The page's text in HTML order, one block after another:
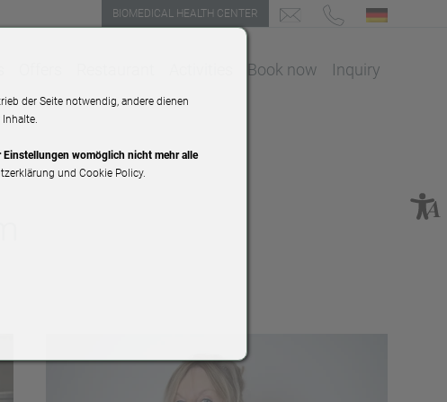
BIOMEDICAL HEALTH CENTER E-mail requestPhone number
DE
Book now Inquiry
der Seite notwendig, andere dienen
womöglich nicht mehr alle
und Cookie Policy.